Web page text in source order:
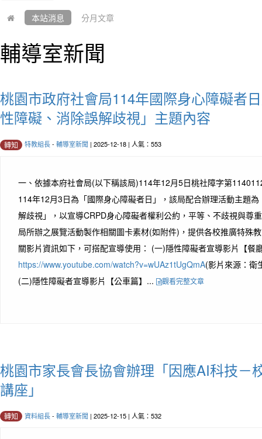
本站消息 分月文章
輔導室新聞
桃園市政府社會局114年國際身心障礙者
性障礙、消除誤解歧視」主題內容
轉知 特教組長- 輔導室新聞 | 2025-12-18 | 人氣：553
一、依據本府社會局(以下稱該局)114年12月5日桃社障字第
114年12月3日為「國際身心障礙者日」，該局配合辦理活動主題
解歧視」，以宣導CRPD身心障礙者權利公約，平等、不歧視與
局所辦之展覽活動製作相關圖卡素材(如附件)，提供各校推廣特殊
關影片資訊如下，可搭配宣導使用： (一)隱性障礙者宣導影片【餐
https://www.youtube.com/watch?v=wUAz1tUgQmA(影片來源：衛
(二)隱性障礙者宣導影片【公車篇】...
觀看完整文章
桃園市家長會長協會辦理「因應AI科技－
講座」
轉知 資料組長- 輔導室新聞 | 2025-12-15 | 人氣：532